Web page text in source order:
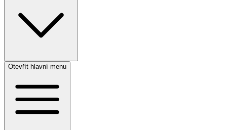
Otevřít hlavní menu